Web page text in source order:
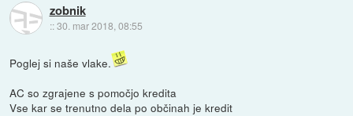
zobnik
::30. mar 2018, 08:55
Poglej si naše vlake.
AC so zgrajene s pomočjo kredita
Vse kar se trenutno dela po občinah je kredit